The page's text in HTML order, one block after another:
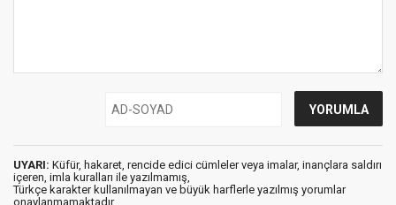
UYARI: Küfür, hakaret, rencide edici cümleler veya imalar, inançlara saldırı
içeren, imla kuralları ile yazılmamış,
Türkçe karakter kullanılmayan ve büyük harflerle yazılmış yorumlar
onaylanmamaktadır.